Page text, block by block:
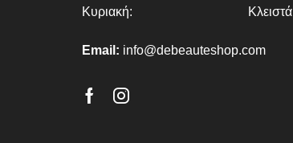
Κυριακή:
Κλειστά
Email: info@debeauteshop.com
FacebookInstagram